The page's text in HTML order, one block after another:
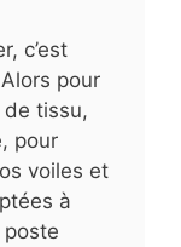
c’est
pour
tissu,
pour
voiles et
à